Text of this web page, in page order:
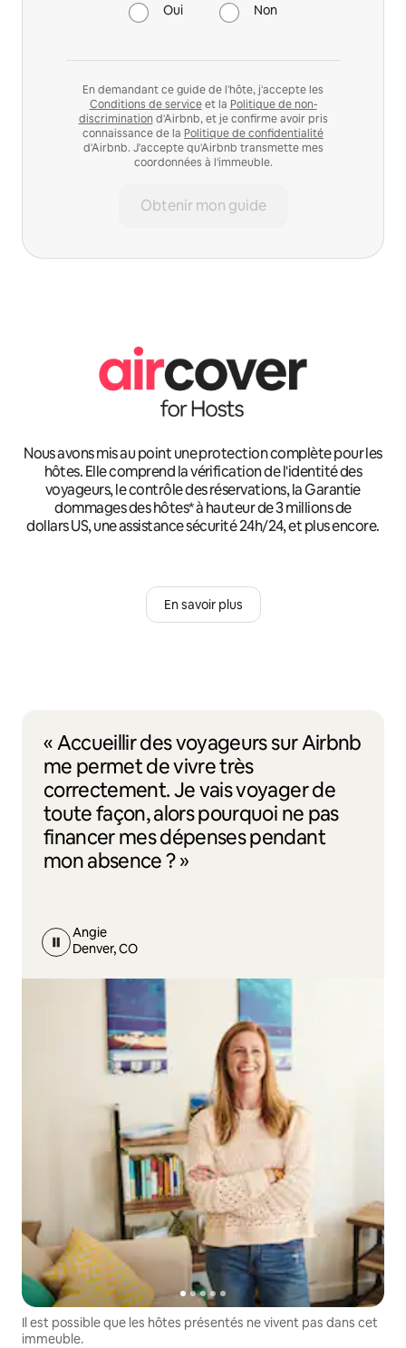
Oui Non
En demandant ce guide de l'hôte, j'accepte les
Conditions de serviceet la Politique de non-
discrimination d'Airbnb, et je confirme avoir pris
connaissance de la Politique de confidentialité
d'Airbnb. J'accepte qu'Airbnb transmette mes
coordonnées à l'immeuble.
Obtenir mon guide
Nous avons mis au point une protection complète pour les
hôtes. Elle comprend la vérification de l'identité des
voyageurs, le contrôle des réservations, la Garantie
dommages des hôtes* à hauteur de 3 millions de
dollars US, une assistance sécurité 24h/24, et plus encore.
En savoir plus
« Accueillir des voyageurs sur Airbnb
me permet de vivre très
correctement. Je vais voyager de
toute façon, alors pourquoi ne pas
financer mes dépenses pendant
mon absence ? »
Angie
Denver, CO
Il est possible que les hôtes présentés ne vivent pas dans cet
immeuble.